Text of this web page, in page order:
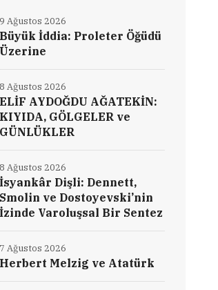
Büyük İddia: Proleter Öğüdü
Üzerine
9 Ağustos 2026
ELİF AYDOĞDU AĞATEKİN:
KIYIDA, GÖLGELER ve
GÜNLÜKLER
8 Ağustos 2026
İsyankâr Dişli: Dennett,
Smolin ve Dostoyevski’nin
İzinde Varoluşsal Bir Sentez
8 Ağustos 2026
Herbert Melzig ve Atatürk
7 Ağustos 2026